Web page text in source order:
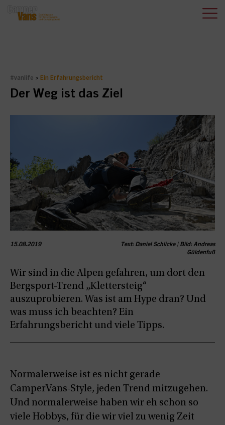
#vanlife > Ein Erfahrungsbericht
Der Weg ist das Ziel
15.08.2019
Text: Daniel Schlicke | Bild: Andreas
Güldenfuß
Wir sind in die Alpen gefahren, um dort den
Bergsport-Trend „Klettersteig“
auszuprobieren. Was ist am Hype dran? Und
was muss ich beachten? Ein
Erfahrungsbericht und viele Tipps.
Normalerweise ist es nicht gerade
CamperVans-Style, jeden Trend mitzugehen.
Und normalerweise haben wir eh schon so
viele Hobbys, für die wir viel zu wenig Zeit